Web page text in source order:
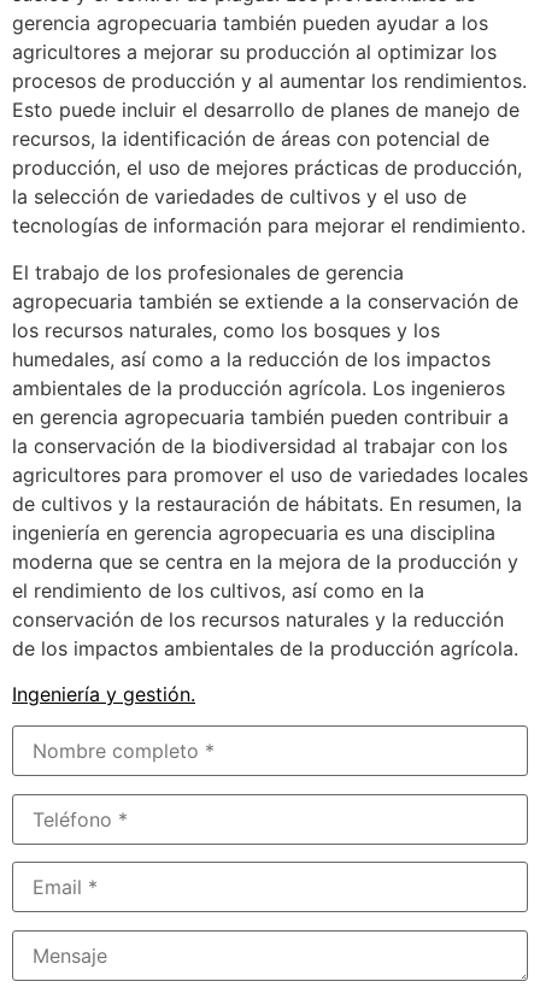
gerencia agropecuaria también pueden ayudar a los
agricultores a mejorar su producción al optimizar los
procesos de producción y al aumentar los rendimientos.
Esto puede incluir el desarrollo de planes de manejo de
recursos, la identificación de áreas con potencial de
producción, el uso de mejores prácticas de producción,
la selección de variedades de cultivos y el uso de
tecnologías de información para mejorar el rendimiento.
El trabajo de los profesionales de gerencia
agropecuaria también se extiende a la conservación de
los recursos naturales, como los bosques y los
humedales, así como a la reducción de los impactos
ambientales de la producción agrícola. Los ingenieros
en gerencia agropecuaria también pueden contribuir a
la conservación de la biodiversidad al trabajar con los
agricultores para promover el uso de variedades locales
de cultivos y la restauración de hábitats. En resumen, la
ingeniería en gerencia agropecuaria es una disciplina
moderna que se centra en la mejora de la producción y
el rendimiento de los cultivos, así como en la
conservación de los recursos naturales y la reducción
de los impactos ambientales de la producción agrícola.
Ingeniería y gestión.